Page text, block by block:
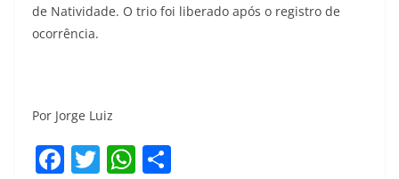
de Natividade. O trio foi liberado após o registro de
ocorrência.
Por Jorge Luiz
F T W